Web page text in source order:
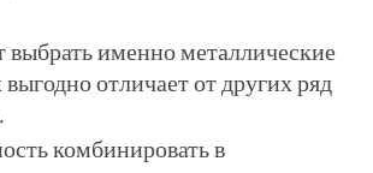
выбрать именно металлические
отличает от других ряд
комбинировать в